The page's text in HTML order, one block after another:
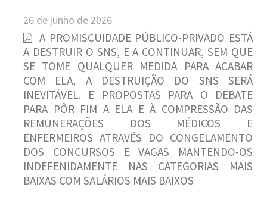
26 de junho de 2026
A PROMISCUIDADE PÚBLICO-PRIVADO ESTÁ
A DESTRUIR O SNS, E A CONTINUAR, SEM QUE
SE TOME QUALQUER MEDIDA PARA ACABAR
COM ELA, A DESTRUIÇÃO DO SNS SERÁ
INEVITÁVEL. E PROPOSTAS PARA O DEBATE
PARA PÔR FIM A ELA E À COMPRESSÃO DAS
REMUNERAÇÕES DOS MÉDICOS E
ENFERMEIROS ATRAVÉS DO CONGELAMENTO
DOS CONCURSOS E VAGAS MANTENDO-OS
INDEFENIDAMENTE NAS CATEGORIAS MAIS
BAIXAS COM SALÁRIOS MAIS BAIXOS